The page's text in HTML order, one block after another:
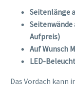
Seitenlänge
Seitenwände
Aufpreis)
Auf Wunsch
LED-
Das Vordach kann